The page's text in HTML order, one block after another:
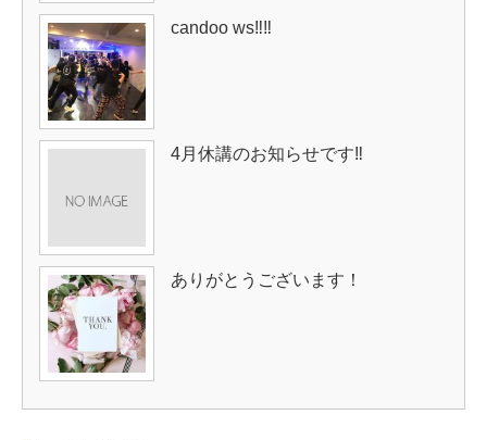
candoo ws‼︎‼︎
4月休講のお知らせです‼︎
ありがとうございます！